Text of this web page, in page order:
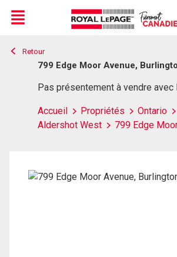
Live
En Direct
Menu
Retour
799 Edge Moor Avenue,
Pas présentement à vendre avec
Accueil Propriétés Ontario
Aldershot West
799 Edge